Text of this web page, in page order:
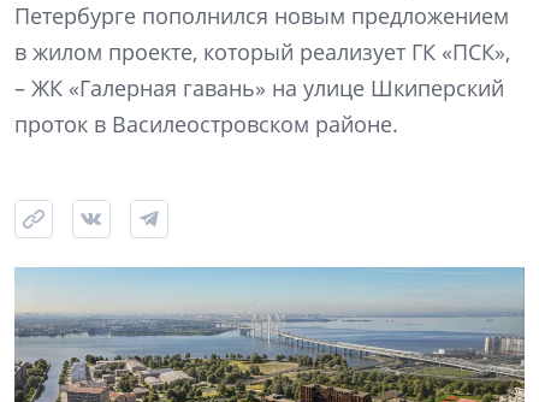
Петербурге пополнился новым предложением
в жилом проекте, который реализует ГК «ПСК»,
– ЖК «Галерная гавань» на улице Шкиперский
проток в Василеостровском районе.